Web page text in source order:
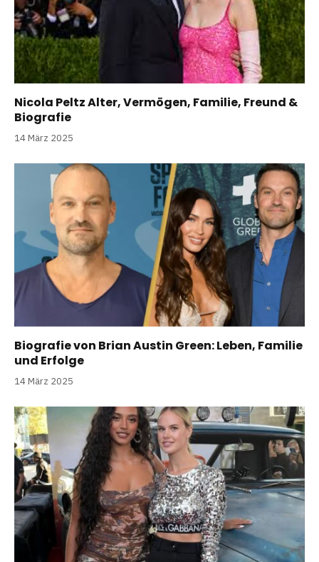
Nicola Peltz Alter, Vermögen, Familie, Freund &
Biografie
14 März 2025
Biografie von Brian Austin Green: Leben, Familie
und Erfolge
14 März 2025